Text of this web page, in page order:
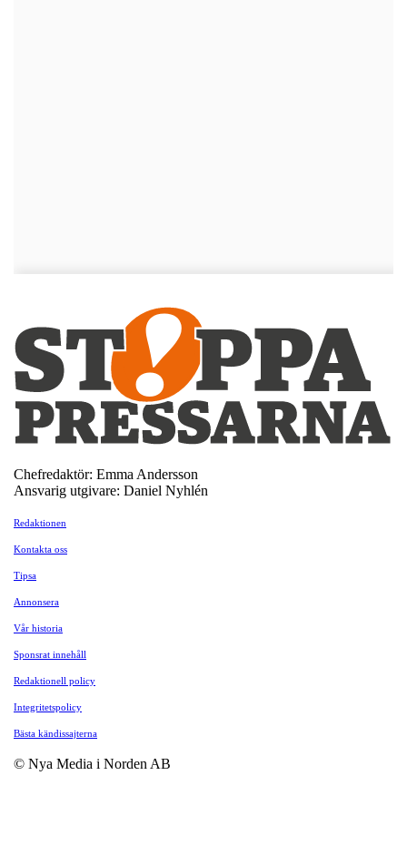
Chefredaktör: Emma Andersson
Ansvarig utgivare: Daniel Nyhlén
Redaktionen
Kontakta oss
Tipsa
Annonsera
Vår historia
Sponsrat innehåll
Redaktionell policy
Integritetspolicy
Bästa kändissajterna
© Nya Media i Norden AB